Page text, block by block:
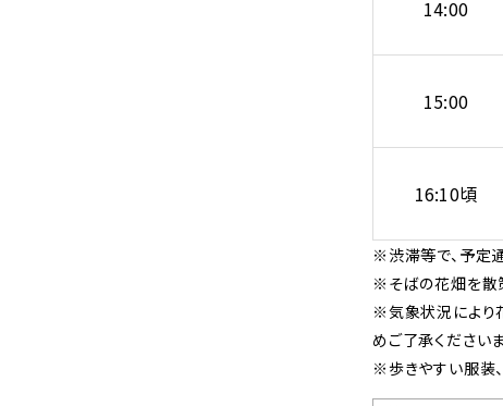
14:00
15:00
16:10頃
※渋滞等で、予定
※そばの花畑を散
※気象状況により
めご了承くださいま
※歩きやすい服装